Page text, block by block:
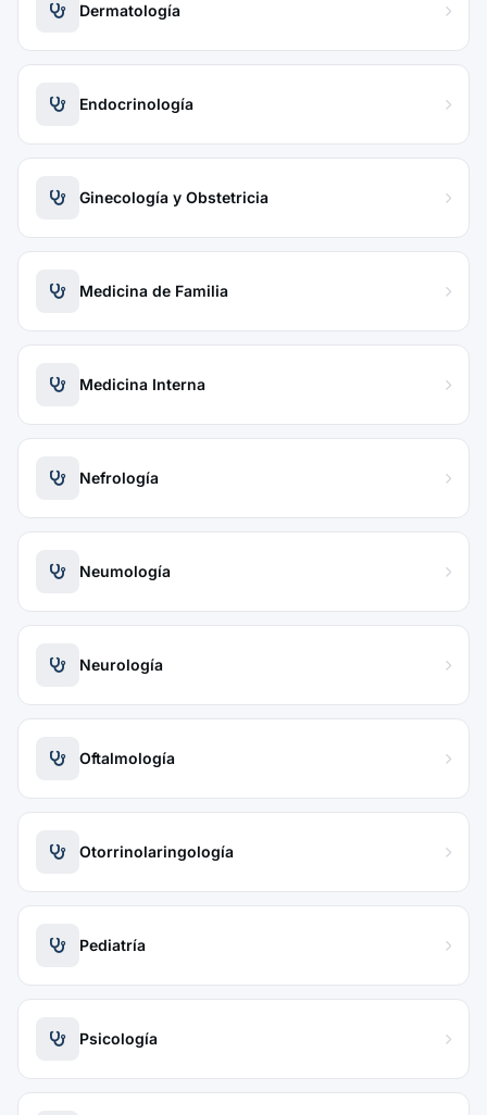
Dermatología
Endocrinología
Ginecología y Obstetricia
Medicina de Familia
Medicina Interna
Nefrología
Neumología
Neurología
Oftalmología
Otorrinolaringología
Pediatría
Psicología